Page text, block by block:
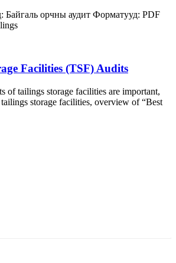
Байгаль орчны аудит Форматууд: PDF
Facilities (TSF) Audits
of tailings storage facilities are important,
storage facilities, overview of “Best